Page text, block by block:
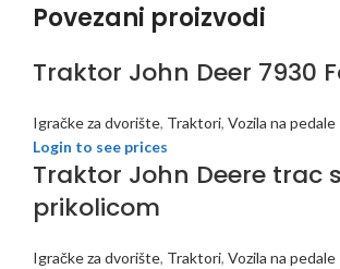
Povezani proizvodi
Traktor John Deer 7930
Igračke za dvorište, Traktori, Vozila na pedale
Login to see prices
Traktor John Deere trac
prikolicom
Igračke za dvorište, Traktori, Vozila na pedale